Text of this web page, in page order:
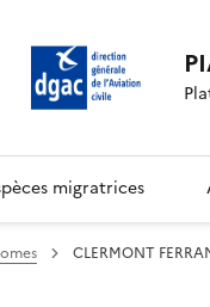
migratrices
CLERMONT